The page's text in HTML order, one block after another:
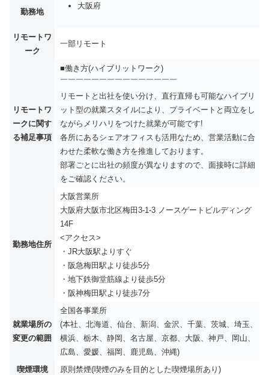
勤務地
大阪府
リモートワ
ーク
一部リモート
リモートワ
ークに関す
る補足事項
■働き方(ハイブリットワーク)
￣￣￣￣￣￣￣￣￣￣￣￣￣￣￣
リモートと出社を使い分け、直行直帰も可能なハイブリ
ット型の就業スタイルにより、プライベートと両立をし
ながらメリハリをつけた就業が可能です!
各所にあるシェアオフィスも活用なため、営業活動に合
わせた柔軟な働き方を推進しております。
部署ごとに出社の頻度が異なりますので、面接時に詳細
をご確認ください。
勤務地住所
大阪営業所
大阪府大阪市北区梅田3-1-3 ノースゲートビルディング
14F
<アクセス>
・JR大阪駅よりすぐ
・阪急梅田駅より徒歩5分
・地下鉄御堂筋線より徒歩5分
・阪神梅田駅より徒歩7分
就業場所の
変更の範囲
全国各事業所
(本社、北海道、仙台、新潟、金沢、千葉、茨城、埼玉、
横浜、栃木、静岡、名古屋、京都、大阪、神戸、岡山、
広島、愛媛、福岡、鹿児島、沖縄)
喫煙環境
原則禁煙(喫煙のみを目的とした喫煙場所あり)